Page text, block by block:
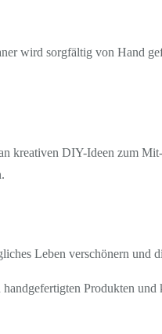
wird sorgfältig von Hand
kreativen DIY-Ideen zum
Leben verschönern und
Produkten